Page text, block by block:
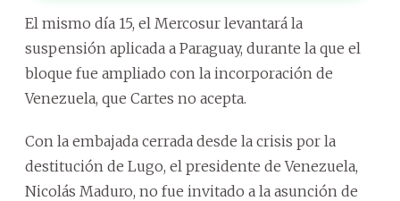
El mismo día 15, el Mercosur levantará la
suspensión aplicada a Paraguay, durante la que el
bloque fue ampliado con la incorporación de
Venezuela, que Cartes no acepta.
Con la embajada cerrada desde la crisis por la
destitución de Lugo, el presidente de Venezuela,
Nicolás Maduro, no fue invitado a la asunción de